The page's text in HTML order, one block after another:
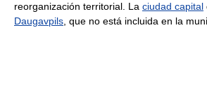
reorganización territorial. La ciudad capital
Daugavpils , que no está incluida en la